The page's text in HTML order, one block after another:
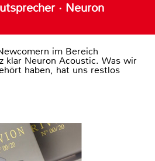
· Neuron
im Bereich
klar Neuron Acoustic. Was wir
haben, hat uns restlos